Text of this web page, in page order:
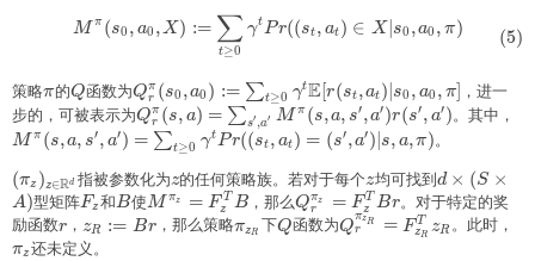
\begin{aligned}
M π (s0 , a0 , X ) :=
t≥0
∑ γt Pr((st , at ) ∈ X∣ s0 , a0 , π) (5)
策略\pi
π的Q
Q函数为Q_r^{\pi}
(s_0,a_0):=\sum_{t\ge0}\gamma^t\mathbb{E}
[r(s_t,a_t)\vert s_0,a_0,\pi]
Qr
π (s0 ,a0 ) := ∑t≥0 γtE[r(st ,at ) s0 , a0 , π] ，进一
步的，可被表示为Q^{\pi}_r(s,a)=\sum_{{s}',
{a}'}M^{\pi}(s,a,{s}',
{a}')r({s}',{a}')
Qr
π (s, a) = ∑s′ ,a′ M π (s,a, s′,a′)r(s′, a′)。其中，
M π (s,a, s′, a′) = ∑t≥0 γtPr((st , at ) = (s′,a′) s, a,π)。
(\pi_z)_{z\in\mathbb{R}^d}
(πz )z∈Rd 指被参数化为z
z的任何策略族。若对于每个z
z均可找到
A)
d × (S ×
A)型矩阵F_z
Fz 和B
B使M^{\pi_z}=F^{T}_zB
M πz = Fz
T B ，那么Q_r^{\pi_z}=F_z^TBr
Qr
πz = Fz
T Br。对于特定的奖
励函数r
r ， z_R:=Br
zR := Br ，那么策略\pi_{z_R}
πzR 下Q
Q函数为Qr
πzR = FzR
T zR 。此时，
πz 还未定义。